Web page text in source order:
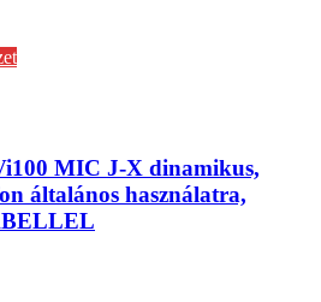
MIC J-X dinamikus,
általános használatra,